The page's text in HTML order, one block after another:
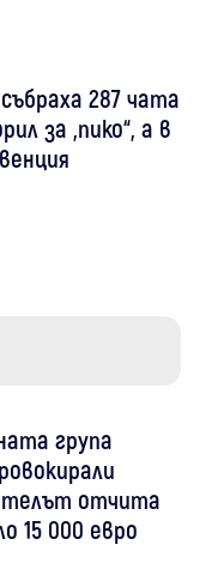
287 чата
за „пико“, а в
група
отчита
15 000 евро